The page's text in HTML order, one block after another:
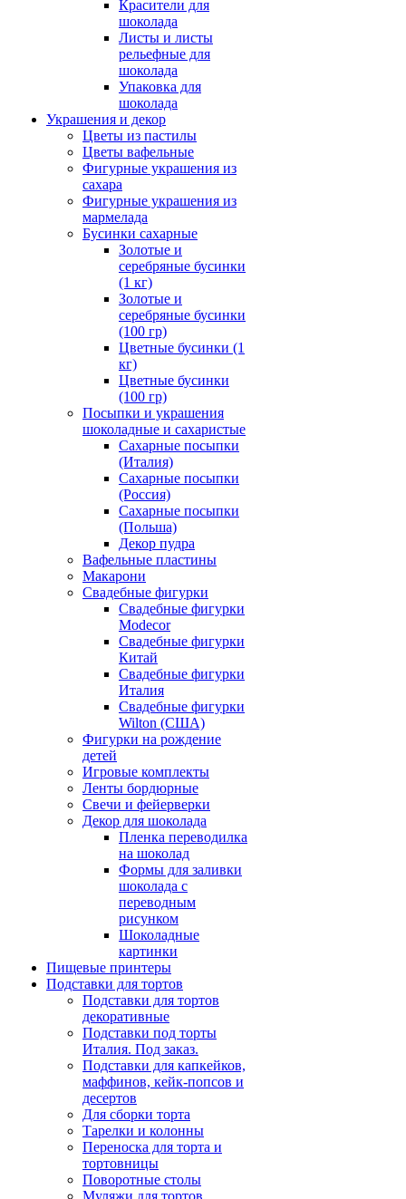
Красители для
шоколада
Листы и листы
рельефные для
шоколада
Упаковка для
шоколада
Украшения и декор
Цветы из пастилы
Цветы вафельные
Фигурные украшения из
сахара
Фигурные украшения из
мармелада
Бусинки сахарные
Золотые и
серебряные бусинки
(1 кг)
Золотые и
серебряные бусинки
(100 гр)
Цветные бусинки (1
кг)
Цветные бусинки
(100 гр)
Посыпки и украшения
шоколадные и сахаристые
Сахарные посыпки
(Италия)
Сахарные посыпки
(Россия)
Сахарные посыпки
(Польша)
Декор пудра
Вафельные пластины
Макарони
Свадебные фигурки
Свадебные фигурки
Modecor
Свадебные фигурки
Китай
Свадебные фигурки
Италия
Свадебные фигурки
Wilton (США)
Фигурки на рождение
детей
Игровые комплекты
Ленты бордюрные
Свечи и фейерверки
Декор для шоколада
Пленка переводилка
на шоколад
Формы для заливки
шоколада с
переводным
рисунком
Шоколадные
картинки
Пищевые принтеры
Подставки для тортов
Подставки для тортов
декоративные
Подставки под торты
Италия. Под заказ.
Подставки для капкейков,
маффинов, кейк-попсов и
десертов
Для сборки торта
Тарелки и колонны
Переноска для торта и
тортовницы
Поворотные столы
Муляжи для тортов,